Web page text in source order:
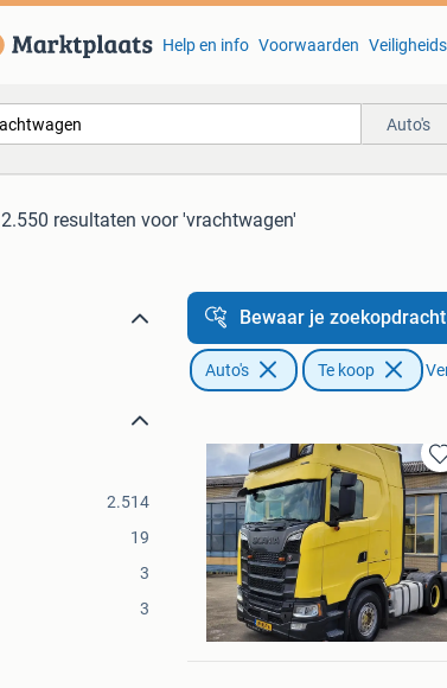
Help en info Voorwaarden
Auto's
2.550 resultaten voor 'vrachtwagen'
2.514
19
3
3
Bewaar je zoekopdracht
Auto's Te koop
in
Mijn
Vrachtwagenmarkt
Cothen
Bezoek website